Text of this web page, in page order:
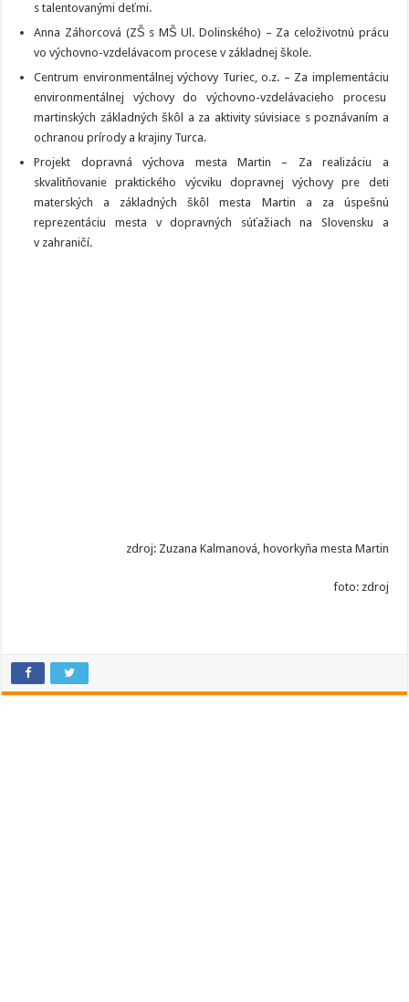
s talentovanými deťmi.
Anna Záhorcová (ZŠ s MŠ Ul. Dolinského) – Za celoživotnú prácu
vo výchovno-vzdelávacom procese v základnej škole.
Centrum environmentálnej výchovy Turiec, o.z. – Za implementáciu
environmentálnej výchovy do výchovno-vzdelávacieho procesu
martinských základných škôl a za aktivity súvisiace s poznávaním a
ochranou prírody a krajiny Turca.
Projekt dopravná výchova mesta Martin – Za realizáciu a
skvalitňovanie praktického výcviku dopravnej výchovy pre deti
materských a základných škôl mesta Martin a za úspešnú
reprezentáciu mesta v dopravných súťažiach na Slovensku a
v zahraničí.
zdroj: Zuzana Kalmanová, hovorkyňa mesta Martin
foto: zdroj